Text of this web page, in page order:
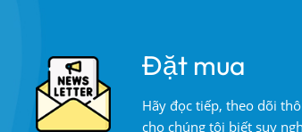
chuẩn, một nhóm của đội ngũ kỹ thuật lành
và một hệ thống xử lý quang học hoàn chỉnh,
thống sơn phủ, hệ thống lắp ráp và hệ
Đặt mua
Hãy đọc tiếp, theo dõi
cho chúng tôi biết suy